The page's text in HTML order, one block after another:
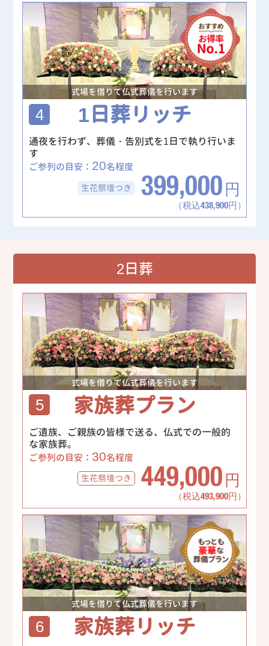
式場を借りて仏式葬儀を行います
4 1日葬リッチ
通夜を行わず、葬儀・告別式を1日で執り行いま
す
ご参列の目安： 20名程度
生花祭壇つき 399,000 円
（税込438,900円）
2日葬
式場を借りて仏式葬儀を行います
5 家族葬プラン
ご遺族、ご親族の皆様で送る、仏式での一般的
な家族葬。
ご参列の目安： 30名程度
生花祭壇つき 449,000 円
（税込493,900円）
式場を借りて仏式葬儀を行います
6 家族葬リッチ